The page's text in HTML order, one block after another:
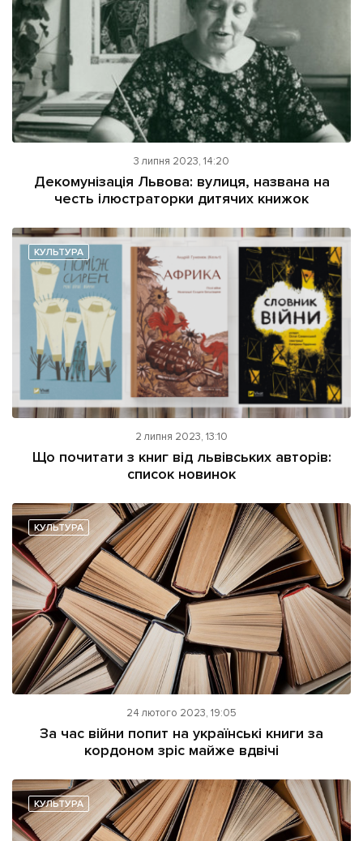
3 липня 2023, 14:20
Декомунізація Львова: вулиця, названа на
честь ілюстраторки дитячих книжок
КУЛЬТУРА
2 липня 2023, 13:10
Що почитати з книг від львівських авторів:
список новинок
КУЛЬТУРА
24 лютого 2023, 19:05
За час війни попит на українські книги за
кордоном зріс майже вдвічі
КУЛЬТУРА